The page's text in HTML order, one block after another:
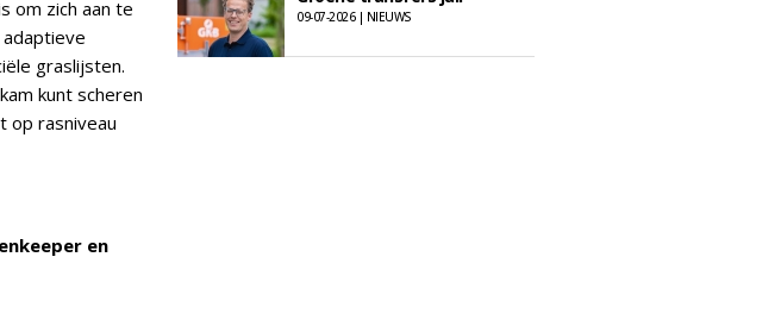
om zich aan te
graslijsten.
kunt scheren
op rasniveau
en
09-07-2026 | NIEUWS